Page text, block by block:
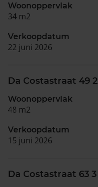
Woonoppervlak
34 m2
Verkoopdatum
22 juni 2026
Da Costastraat 49 2
Woonoppervlak
48 m2
Verkoopdatum
15 juni 2026
Da Costastraat 63 3